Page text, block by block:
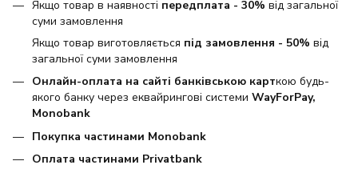
Якщо товар в наявності передплата - 30% від загальної
суми замовлення
Якщо товар виготовляється під замовлення - 50% від
загальної суми замовлення
Онлайн-оплата на сайті банківською карткою будь-
якого банку через еквайрингові системи WayForPay,
Monobank
Покупка частинами Monobank
Оплата частинами Privatbank